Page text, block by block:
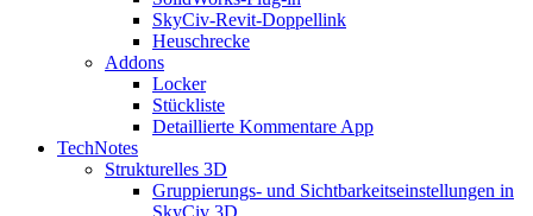
SkyCiv-Revit-Doppellink
Heuschrecke
Addons
Locker
Stückliste
Detaillierte Kommentare App
TechNotes
Strukturelles 3D
Gruppierungs- und Sichtbarkeitseinstellungen in